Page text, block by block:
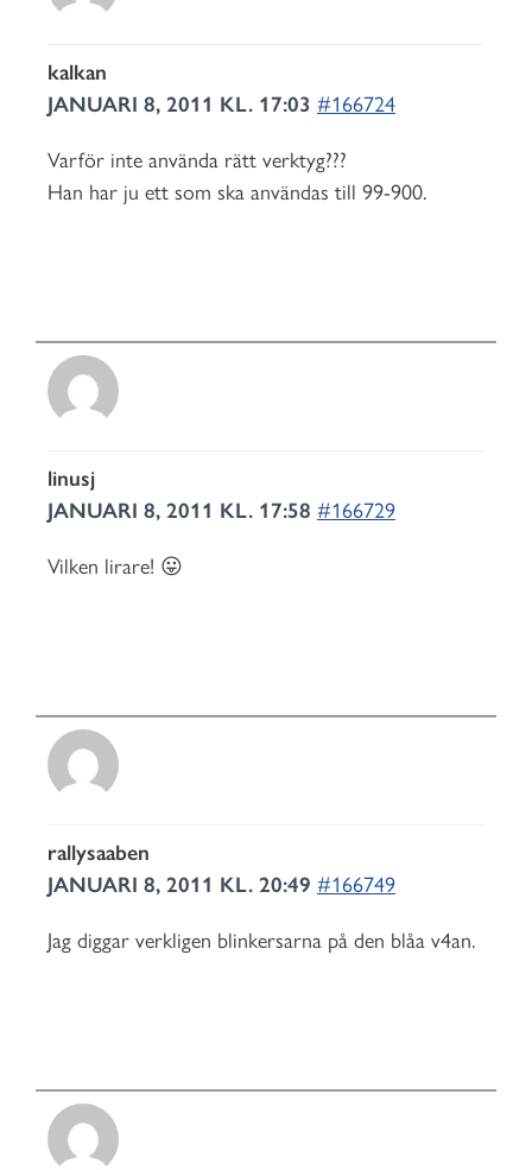
kalkan
JANUARI 8, 2011 KL. 17:03 #166724
Varför inte använda rätt verktyg???
Han har ju ett som ska användas till 99-900.
linusj
JANUARI 8, 2011 KL. 17:58 #166729
Vilken lirare! 😛
rallysaaben
JANUARI 8, 2011 KL. 20:49 #166749
Jag diggar verkligen blinkersarna på den blåa v4an.